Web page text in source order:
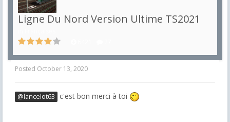
Ligne Du Nord Version Ultime TS2021
Posted October 13, 2020
@lancelot63 c'est bon merci à toi